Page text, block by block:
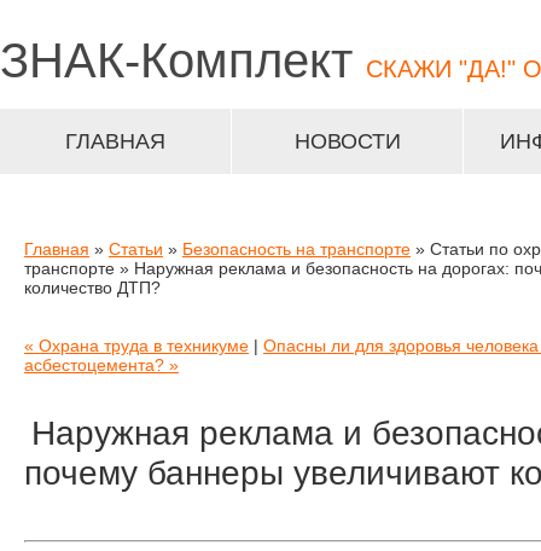
ЗНАК-Комплект СКАЖИ "ДА!"
ГЛАВНАЯ НОВОСТИ
Главная » Статьи » Безопасность на транспорте » Статьи по
транспорте » Наружная реклама и безопасность на дорогах:
количество ДТП?
« Охрана труда в техникуме | Опасны ли для здоровья
асбестоцемента? »
Наружная реклама и
почему баннеры увеличивают